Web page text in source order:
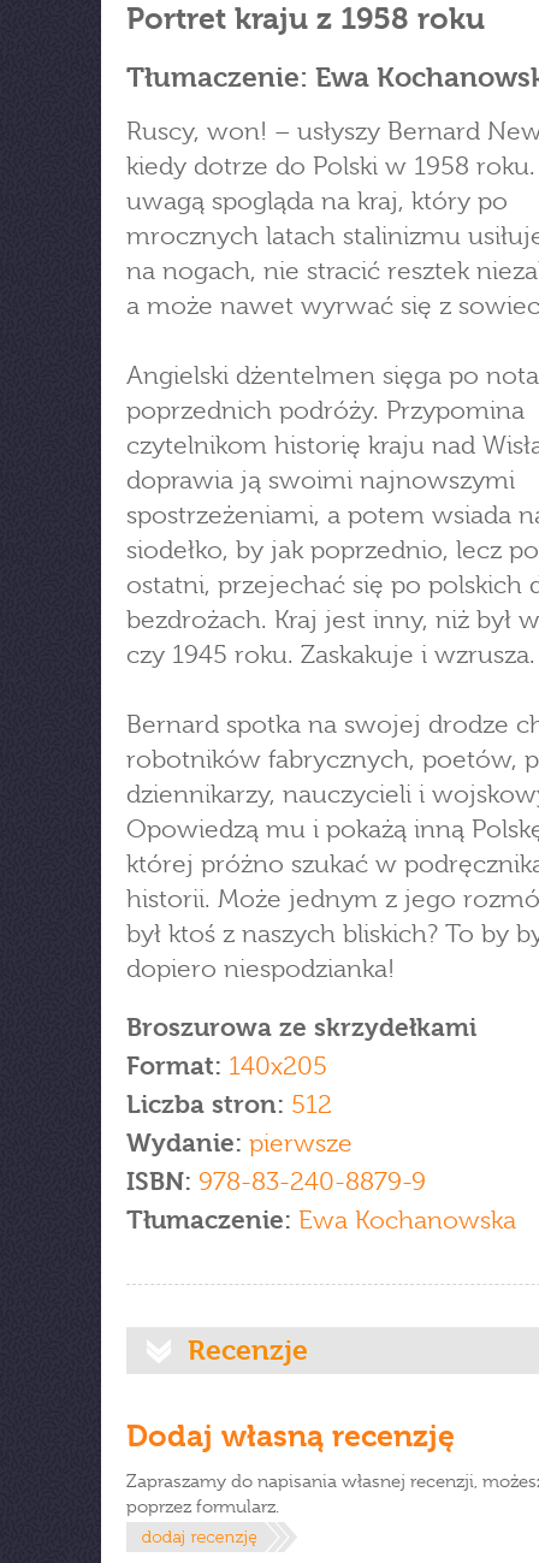
Portret kraju z 1958 roku
Tłumaczenie: Ewa
Ruscy, won! – usłyszy Bernard
kiedy dotrze do Polski w 1958
uwagą spogląda na kraj, który po
mrocznych latach stalinizmu
na nogach, nie stracić resztek
a może nawet wyrwać się z
Angielski dżentelmen sięga po
poprzednich podróży. Przypomina
czytelnikom historię kraju nad
doprawia ją swoimi najnowszymi
spostrzeżeniami, a potem wsiada
siodełko, by jak poprzednio, lecz
ostatni, przejechać się po polskich
bezdrożach. Kraj jest inny, niż był
czy 1945 roku. Zaskakuje i wzrusza.
Bernard spotka na swojej drodze
robotników fabrycznych, poetów,
dziennikarzy, nauczycieli i
Opowiedzą mu i pokażą inną
której próżno szukać w
historii. Może jednym z jego
był ktoś z naszych bliskich? To by
dopiero niespodzianka!
Broszurowa ze skrzydełkami
Format: 140x205
Liczba stron: 512
Wydanie: pierwsze
ISBN: 978-83-240-8879-9
Tłumaczenie: Ewa Kochanowska
Recenzje
Dodaj własną recenzję
Zapraszamy do napisania własnej recenzji,
poprzez formularz.